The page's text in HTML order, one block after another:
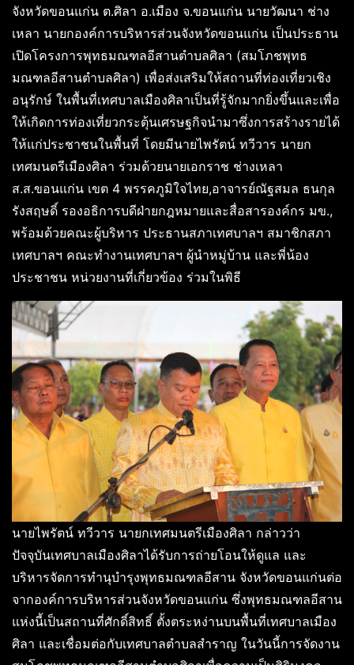
จังหวัดขอนแก่น ต.ศิลา อ.เมือง จ.ขอนแก่น นายวัฒนา ช่าง
เหลา นายกองค์การบริหารส่วนจังหวัดขอนแก่น เป็นประธาน
เปิดโครงการพุทธมณฑลอีสานตำบลศิลา (สมโภชพุทธ
มณฑลอีสานตำบลศิลา) เพื่อส่งเสริมให้สถานที่ท่องเที่ยวเชิง
อนุรักษ์ ในพื้นที่เทศบาลเมืองศิลาเป็นที่รู้จักมากยิ่งขึ้นและเพื่อ
ให้เกิดการท่องเที่ยวกระตุ้นเศรษฐกิจนำมาซึ่งการสร้างรายได้
ให้แก่ประชาชนในพื้นที่ โดยมีนายไพรัตน์ ทวีวาร นายก
เทศมนตรีเมืองศิลา ร่วมด้วยนายเอกราช ช่างเหลา
ส.ส.ขอนแก่น เขต 4 พรรคภูมิใจไทย,อาจารย์ณัฐสมล ธนกุล
รังสฤษดิ์ รองอธิการบดีฝ่ายกฎหมายและสื่อสารองค์กร มข.,
พร้อมด้วยคณะผู้บริหาร ประธานสภาเทศบาลฯ สมาชิกสภา
เทศบาลฯ คณะทำงานเทศบาลฯ ผู้นำหมู่บ้าน และพี่น้อง
ประชาชน หน่วยงานที่เกี่ยวข้อง ร่วมในพิธี
นายไพรัตน์ ทวีวาร นายกเทศมนตรีเมืองศิลา กล่าวว่า
ปัจจุบันเทศบาลเมืองศิลาได้รับการถ่ายโอนให้ดูแล และ
บริหารจัดการทำนุบำรุงพุทธมณฑลอีสาน จังหวัดขอนแก่นต่อ
จากองค์การบริหารส่วนจังหวัดขอนแก่น ซึ่งพุทธมณฑลอีสาน
แห่งนี้เป็นสถานที่ศักดิ์สิทธิ์ ตั้งตระหง่านบนพื้นที่เทศบาลเมือง
ศิลา และเชื่อมต่อกับเทศบาลตำบลสำราญ ในวันนี้การจัดงาน